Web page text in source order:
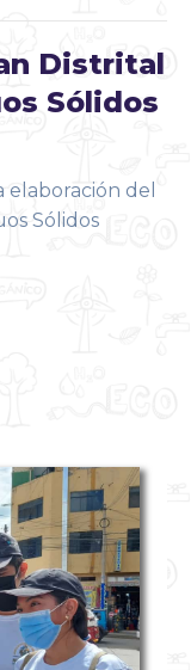
Distrital
Sólidos
del
Sólidos